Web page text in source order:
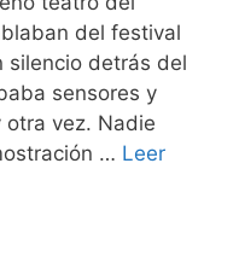
del festival
silencio detrás del
sensores y
otra vez. Nadie
… Leer